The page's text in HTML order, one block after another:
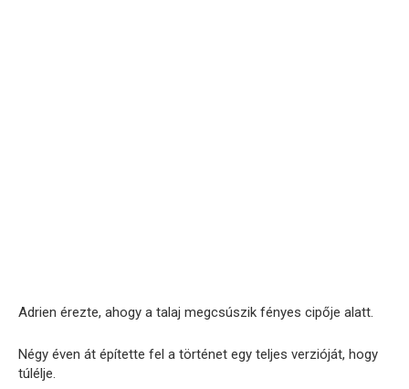
Adrien érezte, ahogy a talaj megcsúszik fényes cipője alatt.
Négy éven át építette fel a történet egy teljes verzióját, hogy
túlélje.